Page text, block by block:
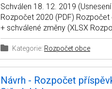
Schválen 18. 12. 2019
Rozpočet 2020 (PDF)
+ schválené změny (XLSX
Kategorie: Rozpočet obce
Návrh - Rozpočet